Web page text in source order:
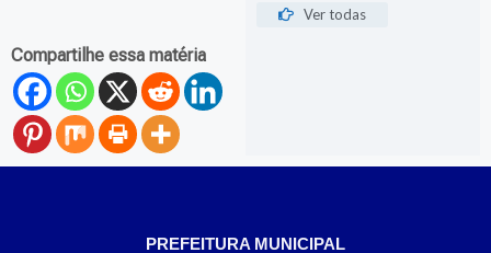
Compartilhe essa matéria
Ver todas
PREFEITURA MUNICIPAL